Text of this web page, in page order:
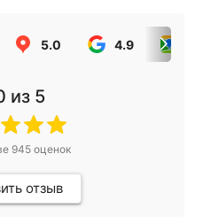
5.0 4.9
из 5
945оценок
отзыв